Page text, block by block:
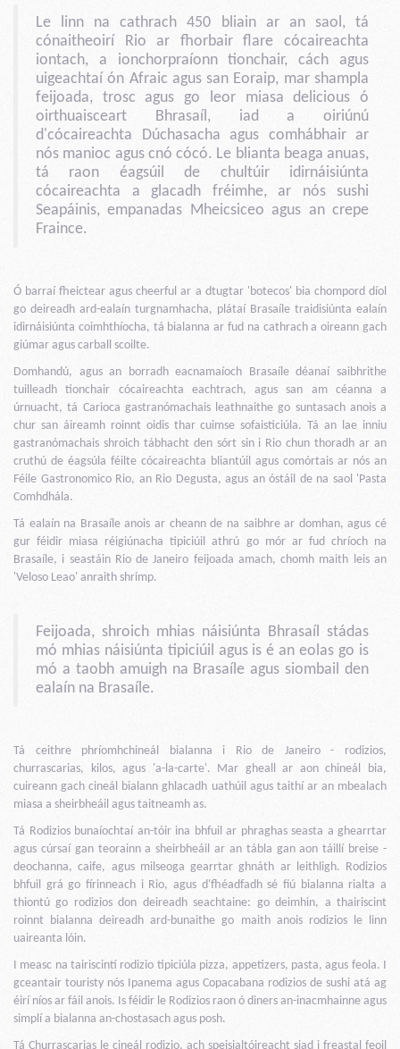
Le linn na cathrach 450 bliain ar an saol, tá
cónaitheoirí Rio ar fhorbair flare cócaireachta
iontach, a ionchorpraíonn tionchair, cách agus
uigeachtaí ón Afraic agus san Eoraip, mar shampla
feijoada, trosc agus go leor miasa delicious ó
oirthuaisceart Bhrasaíl, iad a oiriúnú
d'cócaireachta Dúchasacha agus comhábhair ar
nós manioc agus cnó cócó. Le blianta beaga anuas,
tá raon éagsúil de chultúir idirnáisiúnta
cócaireachta a glacadh fréimhe, ar nós sushi
Seapáinis, empanadas Mheicsiceo agus an crepe
Fraince.
Ó barraí fheictear agus cheerful ar a dtugtar 'botecos' bia chompord díol
go deireadh ard-ealaín turgnamhacha, plátaí Brasaíle traidisiúnta ealaín
idirnáisiúnta coimhthíocha, tá bialanna ar fud na cathrach a oireann gach
giúmar agus carball scoilte.
Domhandú, agus an borradh eacnamaíoch Brasaíle déanaí saibhrithe
tuilleadh tionchair cócaireachta eachtrach, agus san am céanna a
úrnuacht, tá Carioca gastranómachais leathnaithe go suntasach anois a
chur san áireamh roinnt oidis thar cuimse sofaisticiúla. Tá an lae inniu
gastranómachais shroich tábhacht den sórt sin i Rio chun thoradh ar an
cruthú de éagsúla féilte cócaireachta bliantúil agus comórtais ar nós an
Féile Gastronomico Rio, an Rio Degusta, agus an óstáil de na saol 'Pasta
Comhdhála.
Tá ealaín na Brasaíle anois ar cheann de na saibhre ar domhan, agus cé
gur féidir miasa réigiúnacha tipiciúil athrú go mór ar fud chríoch na
Brasaíle, i seastáin Rio de Janeiro feijoada amach, chomh maith leis an
'Veloso Leao' anraith shrimp.
Feijoada, shroich mhias náisiúnta Bhrasaíl stádas
mó mhias náisiúnta tipiciúil agus is é an eolas go is
mó a taobh amuigh na Brasaíle agus siombail den
ealaín na Brasaíle.
Tá ceithre phríomhchineál bialanna i Rio de Janeiro - rodizios,
churrascarias, kilos, agus 'a-la-carte'. Mar gheall ar aon chineál bia,
cuireann gach cineál bialann ghlacadh uathúil agus taithí ar an mbealach
miasa a sheirbheáil agus taitneamh as.
Tá Rodizios bunaíochtaí an-tóir ina bhfuil ar phraghas seasta a ghearrtar
agus cúrsaí gan teorainn a sheirbheáil ar an tábla gan aon táillí breise -
deochanna, caife, agus milseoga gearrtar ghnáth ar leithligh. Rodizios
bhfuil grá go fírinneach i Rio, agus d'fhéadfadh sé fiú bialanna rialta a
thiontú go rodizios don deireadh seachtaine: go deimhin, a thairiscint
roinnt bialanna deireadh ard-bunaithe go maith anois rodizios le linn
uaireanta lóin.
I measc na tairiscintí rodizio tipiciúla pizza, appetizers, pasta, agus feola. I
gceantair touristy nós Ipanema agus Copacabana rodizios de sushi atá ag
éirí níos ar fáil anois. Is féidir le Rodizios raon ó diners an-inacmhainne agus
simplí a bialanna an-chostasach agus posh.
Tá Churrascarias le cineál rodizio, ach speisialtóireacht siad i freastal feoil